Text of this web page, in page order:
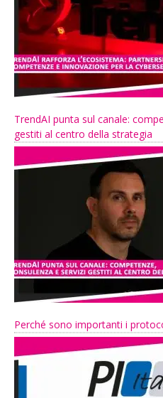
TrendAI punta sul canale:
gestiti al centro della strategia
Perché sono importanti i